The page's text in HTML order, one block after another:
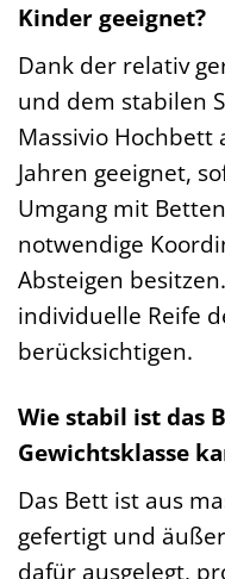
Kinder geeignet?
Dank der relativ
und dem stabilen
Massivio
Jahren geeignet,
Umgang mit
notwendige
Absteigen
individuelle Reife
berücksichtigen.
Wie stabil ist das
Gewichtsklasse
Das Bett ist aus
gefertigt und
dafür ausgelegt,